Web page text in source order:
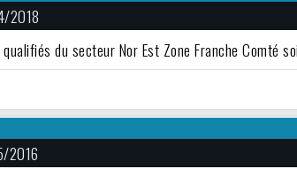
2018
du secteur Nor Est Zone Franche Comté
2016